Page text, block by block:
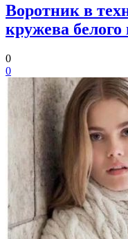
Воротник в
кружева белого
0
0